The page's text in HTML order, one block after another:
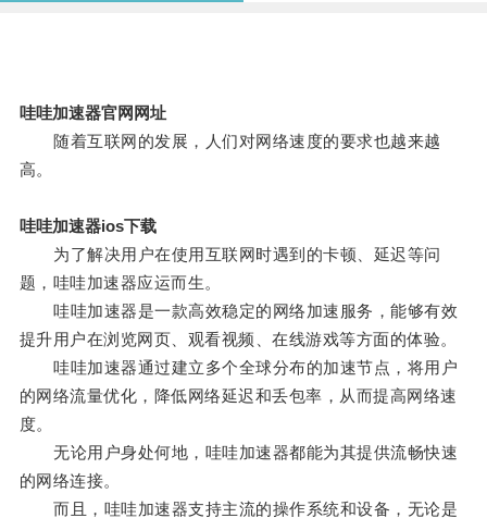
哇哇加速器官网网址
随着互联网的发展，人们对网络速度的要求也越来越
高。
哇哇加速器ios下载
为了解决用户在使用互联网时遇到的卡顿、延迟等问
题，哇哇加速器应运而生。
哇哇加速器是一款高效稳定的网络加速服务，能够有效
提升用户在浏览网页、观看视频、在线游戏等方面的体验。
哇哇加速器通过建立多个全球分布的加速节点，将用户
的网络流量优化，降低网络延迟和丢包率，从而提高网络速
度。
无论用户身处何地，哇哇加速器都能为其提供流畅快速
的网络连接。
而且，哇哇加速器支持主流的操作系统和设备，无论是